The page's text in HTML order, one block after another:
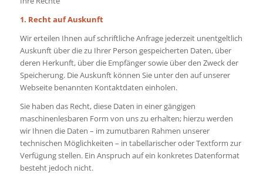
1. Recht auf Auskunft
Wir erteilen Ihnen auf schriftliche Anfrage jederzeit unentgeltlich
Auskunft über die zu Ihrer Person gespeicherten Daten, über
deren Herkunft, über die Empfänger sowie über den Zweck der
Speicherung. Die Auskunft können Sie unter den auf unserer
Webseite benannten Kontaktdaten einholen.
Sie haben das Recht, diese Daten in einer gängigen
maschinenlesbaren Form von uns zu erhalten; hierzu werden
wir Ihnen die Daten – im zumutbaren Rahmen unserer
technischen Möglichkeiten – in tabellarischer oder Textform zur
Verfügung stellen. Ein Anspruch auf ein konkretes Datenformat
besteht jedoch nicht.